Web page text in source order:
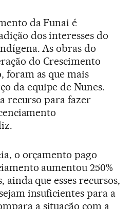
da Funai é
dos interesses do
As obras do
do Crescimento
foram as que mais
da equipe de Nunes.
recurso para fazer
o orçamento pago
aumentou 250%
ainda que esses recursos,
insuficientes para a
a situação com a